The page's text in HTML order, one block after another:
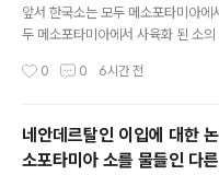
블로그에도 실린 적이 있었는데,이
온 것이 아니라 바로 이 사실을 설명
다. 우리 몸에 남아 있는 네안데르탈
앞서 한국소는 모두 메소포타미아에
두 메소포타미아에서 사육화 된 소
냐하면, 다른 곳도 아닌 우리나라에
한다. https://www.nature.com/
21-00428-7위 그림에서 보는 것처
0 0 6시간 전
네안데르탈인 이입에 대한
소포타미아 소를 물들인 다